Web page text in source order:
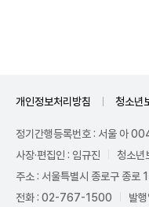
개인정보처리방침 청소년
정기간행등록번호 : 서울 아
사장·편집인 : 임규진
청소년
주소 : 서울특별시 종로구 종
전화 : 02-767-1500
발